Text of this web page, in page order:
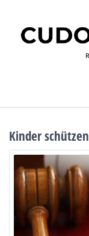
Kinder schützen